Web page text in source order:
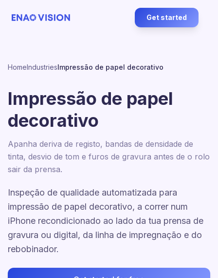
Get started
HomeIndustriesImpressão de papel decorativo
Impressão de papel
decorativo
Apanha deriva de registo, bandas de densidade de
tinta, desvio de tom e furos de gravura antes de o rolo
sair da prensa.
Inspeção de qualidade automatizada para
impressão de papel decorativo, a correr num
iPhone recondicionado ao lado da tua prensa de
gravura ou digital, da linha de impregnação e do
rebobinador.